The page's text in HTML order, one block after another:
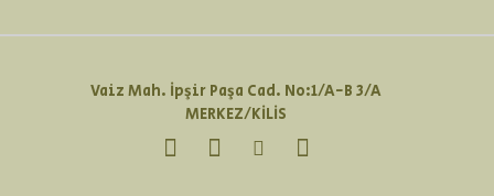
Vaiz Mah. İpşir Paşa Cad. No:1/A-B 3/A
MERKEZ/KİLİS